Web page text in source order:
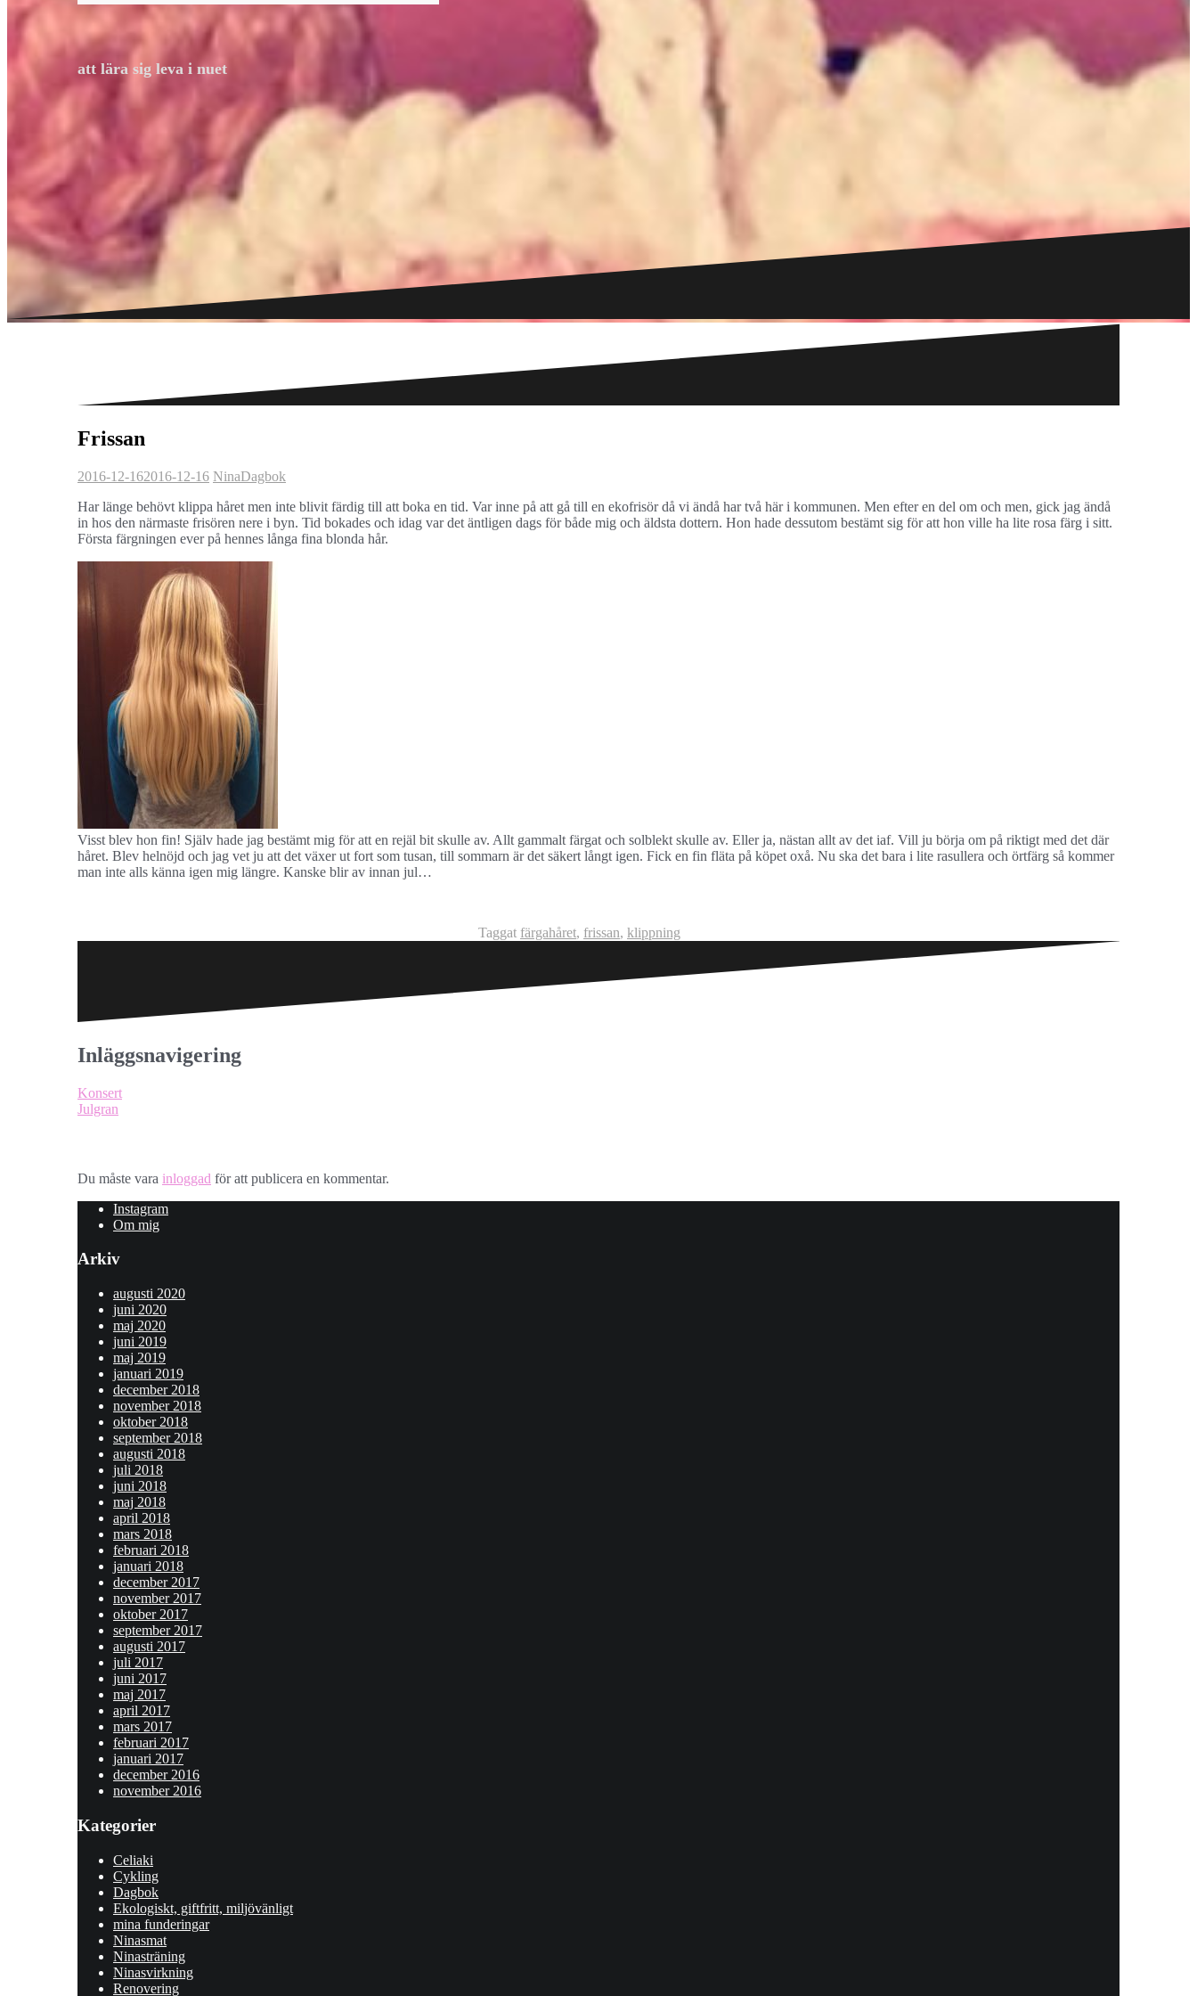
att lära sig leva i nuet
Frissan
2016-12-162016-12-16 NinaDagbok
Har länge behövt klippa håret men inte blivit färdig till att boka en tid. Var inne på att gå till en ekofrisör då vi ändå har två här i kommunen. Men efter en del om och men, gick jag ändå
in hos den närmaste frisören nere i byn. Tid bokades och idag var det äntligen dags för både mig och äldsta dottern. Hon hade dessutom bestämt sig för att hon ville ha lite rosa färg i sitt.
Första färgningen ever på hennes långa fina blonda hår.
Visst blev hon fin! Själv hade jag bestämt mig för att en rejäl bit skulle av. Allt gammalt färgat och solblekt skulle av. Eller ja, nästan allt av det iaf. Vill ju börja om på riktigt med det där
håret. Blev helnöjd och jag vet ju att det växer ut fort som tusan, till sommarn är det säkert långt igen. Fick en fin fläta på köpet oxå. Nu ska det bara i lite rasullera och örtfärg så kommer
man inte alls känna igen mig längre. Kanske blir av innan jul…
Taggat färgahåret, frissan, klippning
Inläggsnavigering
Konsert
Julgran
Du måste vara inloggad för att publicera en kommentar.
Instagram
Om mig
Arkiv
augusti 2020
juni 2020
maj 2020
juni 2019
maj 2019
januari 2019
december 2018
november 2018
oktober 2018
september 2018
augusti 2018
juli 2018
juni 2018
maj 2018
april 2018
mars 2018
februari 2018
januari 2018
december 2017
november 2017
oktober 2017
september 2017
augusti 2017
juli 2017
juni 2017
maj 2017
april 2017
mars 2017
februari 2017
januari 2017
december 2016
november 2016
Kategorier
Celiaki
Cykling
Dagbok
Ekologiskt, giftfritt, miljövänligt
mina funderingar
Ninasmat
Ninasträning
Ninasvirkning
Renovering